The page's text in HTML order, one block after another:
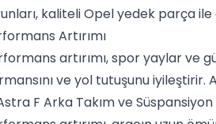
kaliteli Opel yedek parça
Artırımı
artırımı, spor yaylar
ve yol tutuşunu
F Arka Takım ve